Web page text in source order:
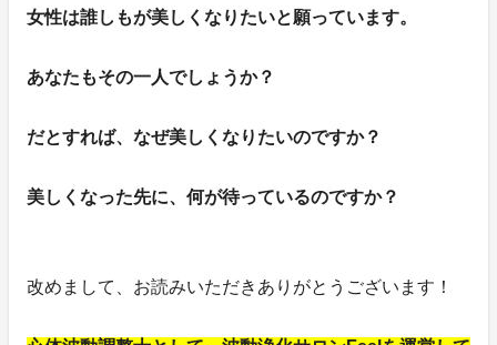
女性は誰しもが美しくなりたいと願っています。
あなたもその一人でしょうか？
だとすれば、なぜ美しくなりたいのですか？
美しくなった先に、何が待っているのですか？
改めまして、お読みいただきありがとうございます！